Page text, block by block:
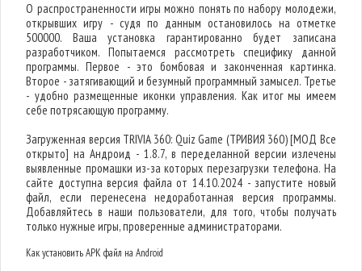
О распространенности игры можно понять по набору молодежи,
открывших игру - судя по данным остановилось на отметке
500000. Ваша установка гарантированно будет записана
разработчиком. Попытаемся рассмотреть специфику данной
программы. Первое - это бомбовая и законченная картинка.
Второе - затягивающий и безумный программный замысел. Третье
- удобно размещенные иконки управления. Как итог мы имеем
себе потрясающую программу.
Загруженная версия TRIVIA 360: Quiz Game (ТРИВИЯ 360) [МОД Все
открыто] на Андроид - 1.8.7, в переделанной версии излечены
выявленные промашки из-за которых перезагрузки телефона. На
сайте доступна версия файла от 14.10.2024 - запустите новый
файл, если перенесена недоработанная версия программы.
Добавляйтесь в наши пользователи, для того, чтобы получать
только нужные игры, проверенные администраторами.
Как установить APK файл на Android